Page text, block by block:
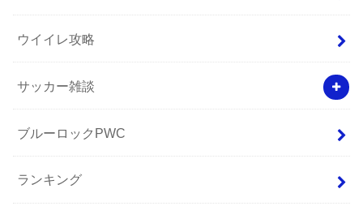
ウイイレ攻略
サッカー雑談
ブルーロックPWC
ランキング